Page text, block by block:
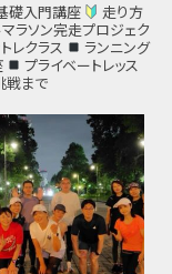
礎入門講座
走り方
ラソン完走プロジェク
レクラス
ランニング
プライベートレッス
戦まで